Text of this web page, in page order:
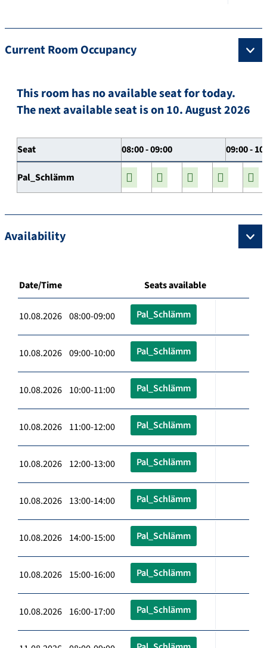
Current Room Occupancy
This room has no available seat for today.
The next available seat is on 10. August 2026
Seat 08:00 - 09:00 09:00 -
Pal_Schlämm
Availability
Date/Time Seats available
10.08.2026 08:00-09:00 Pal_Schlämm
10.08.2026 09:00-10:00 Pal_Schlämm
10.08.2026 10:00-11:00 Pal_Schlämm
10.08.2026 11:00-12:00 Pal_Schlämm
10.08.2026 12:00-13:00 Pal_Schlämm
10.08.2026 13:00-14:00 Pal_Schlämm
10.08.2026 14:00-15:00 Pal_Schlämm
10.08.2026 15:00-16:00 Pal_Schlämm
10.08.2026 16:00-17:00 Pal_Schlämm